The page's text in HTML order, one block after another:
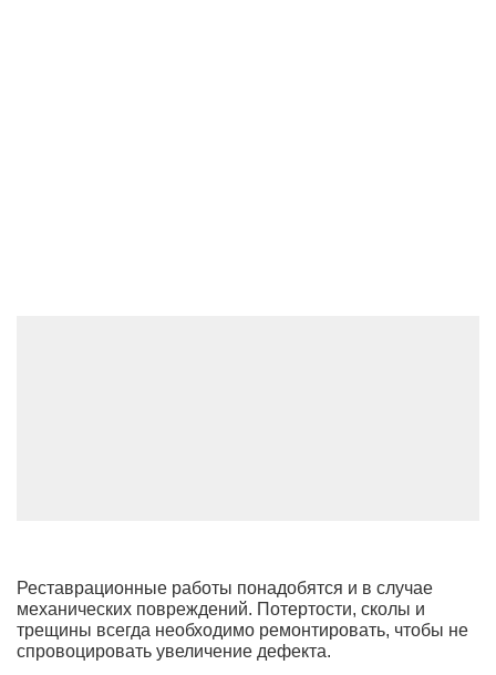
Реставрационные работы понадобятся и в случае
механических повреждений. Потертости, сколы и
трещины всегда необходимо ремонтировать, чтобы не
спровоцировать увеличение дефекта.